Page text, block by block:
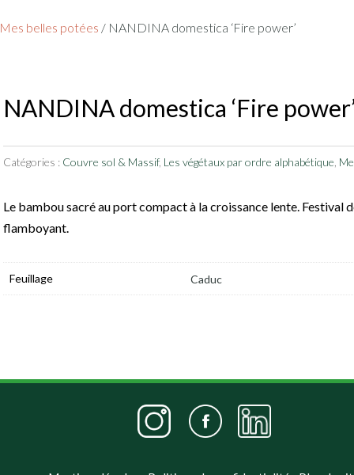
Mes belles potées / NANDINA domestica ‘Fire power’
NANDINA domestica ‘Fire power’
Catégories : Couvre sol & Massif, Les végétaux par ordre alphabétique
Le bambou sacré au port compact à la croissance lente. Festival
flamboyant.
Feuillage Caduc